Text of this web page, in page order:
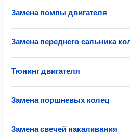
Замена помпы двигателя
Замена переднего сальника
Тюнинг двигателя
Замена поршневых колец
Замена свечей накаливания